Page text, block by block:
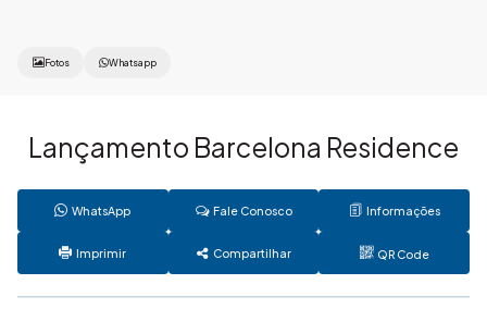
Fotos Whatsapp
Lançamento Barcelona Residence
WhatsApp Fale Conosco Informações
Imprimir Compartilhar QR Code